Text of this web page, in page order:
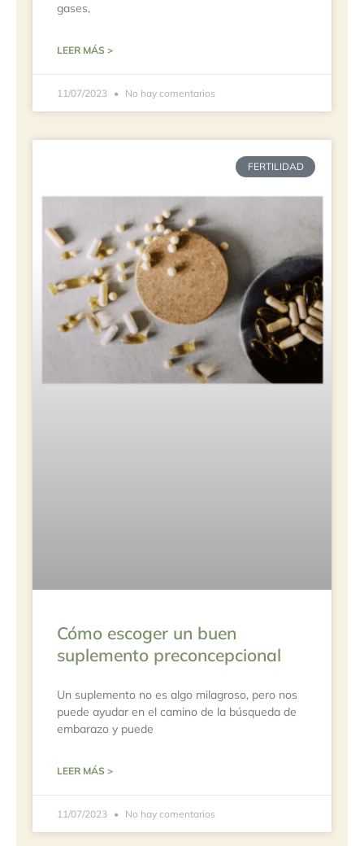
gases,
LEER MÁS >
11/07/2023 No hay comentarios
FERTILIDAD
Cómo escoger un buen
suplemento preconcepcional
Un suplemento no es algo milagroso, pero nos
puede ayudar en el camino de la búsqueda de
embarazo y puede
LEER MÁS >
11/07/2023 No hay comentarios